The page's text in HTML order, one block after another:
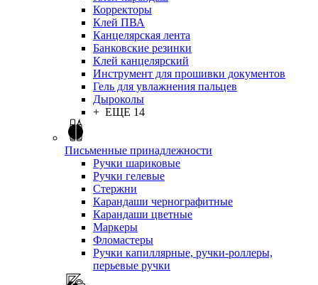
Корректоры
Клей ПВА
Канцелярская лента
Банковские резинки
Клей канцелярский
Инструмент для прошивки документов
Гель для увлажнения пальцев
Дыроколы
+ ЕЩЕ 14
Письменные принадлежности
Ручки шариковые
Ручки гелевые
Стержни
Карандаши чернографитные
Карандаши цветные
Маркеры
Фломастеры
Ручки капиллярные, ручки-роллеры,
перьевые ручки